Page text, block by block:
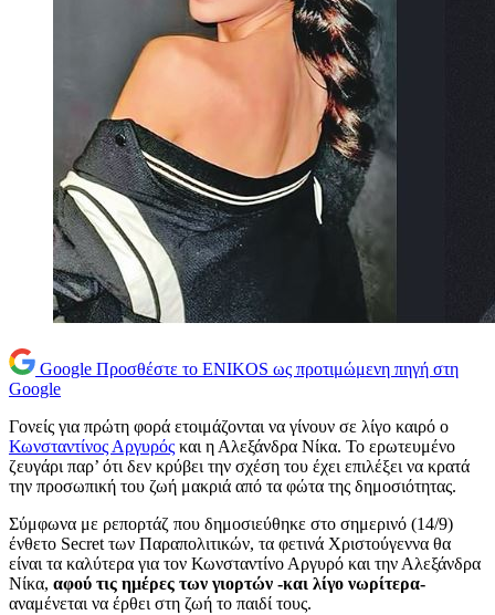
Google Προσθέστε το ENIKOS ως προτιμώμενη πηγή στη
Google
Γονείς για πρώτη φορά ετοιμάζονται να γίνουν σε λίγο καιρό ο
Κωνσταντίνος Αργυρός και η Αλεξάνδρα Νίκα. Το ερωτευμένο
ζευγάρι παρ’ ότι δεν κρύβει την σχέση του έχει επιλέξει να κρατά
την προσωπική του ζωή μακριά από τα φώτα της δημοσιότητας.
Σύμφωνα με ρεπορτάζ που δημοσιεύθηκε στο σημερινό (14/9)
ένθετο Secret των Παραπολιτικών, τα φετινά Χριστούγεννα θα
είναι τα καλύτερα για τον Κωνσταντίνο Αργυρό και την Αλεξάνδρα
Νίκα, αφού τις ημέρες των γιορτών -και λίγο νωρίτερα-
αναμένεται να έρθει στη ζωή το παιδί τους.